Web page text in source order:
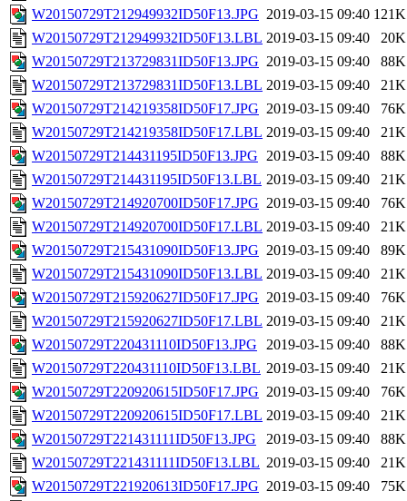
W20150729T212949932ID50F13.JPG 2019-03-15 09:40 121K
W20150729T212949932ID50F13.LBL 2019-03-15 09:40
20K
W20150729T213729831ID50F13.JPG 2019-03-15 09:40
88K
W20150729T213729831ID50F13.LBL 2019-03-15 09:40
21K
W20150729T214219358ID50F17.JPG 2019-03-15 09:40
76K
W20150729T214219358ID50F17.LBL 2019-03-15 09:40
21K
W20150729T214431195ID50F13.JPG 2019-03-15 09:40
88K
W20150729T214431195ID50F13.LBL 2019-03-15 09:40
21K
W20150729T214920700ID50F17.JPG 2019-03-15 09:40
76K
W20150729T214920700ID50F17.LBL 2019-03-15 09:40
21K
W20150729T215431090ID50F13.JPG 2019-03-15 09:40
89K
W20150729T215431090ID50F13.LBL 2019-03-15 09:40
21K
W20150729T215920627ID50F17.JPG 2019-03-15 09:40
76K
W20150729T215920627ID50F17.LBL 2019-03-15 09:40
21K
W20150729T220431110ID50F13.JPG
2019-03-15 09:40
88K
W20150729T220431110ID50F13.LBL 2019-03-15 09:40
21K
W20150729T220920615ID50F17.JPG 2019-03-15 09:40
76K
W20150729T220920615ID50F17.LBL 2019-03-15 09:40
21K
W20150729T221431111ID50F13.JPG
2019-03-15 09:40
88K
W20150729T221431111ID50F13.LBL 2019-03-15 09:40
21K
W20150729T221920613ID50F17.JPG 2019-03-15 09:40
75K